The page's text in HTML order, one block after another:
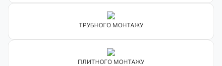
ТРУБНОГО МОНТАЖУ
ПЛИТНОГО МОНТАЖУ